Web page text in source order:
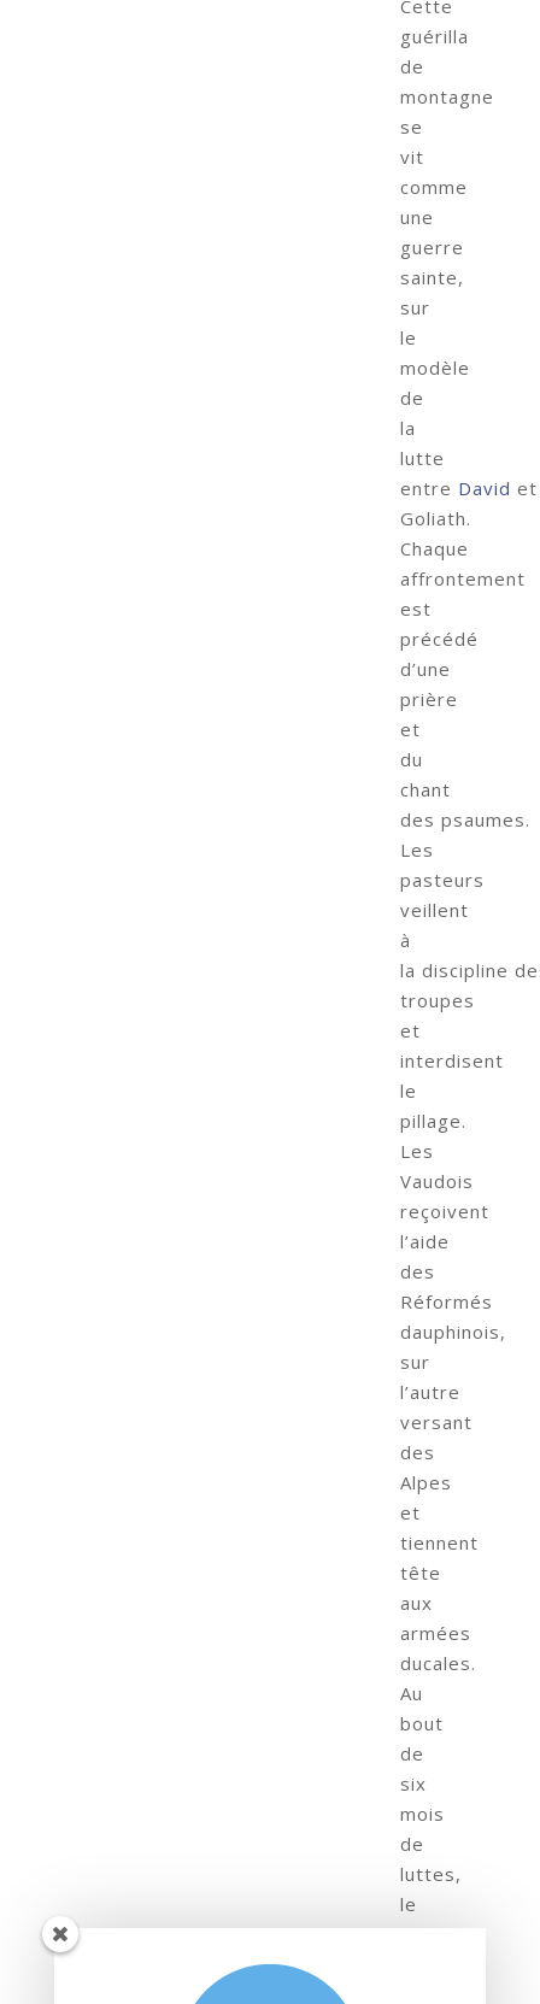
Cette
guérilla
de
montagne
se
vit
comme
une
guerre
sainte,
sur
le
modèle
de
la
lutte
entre David et
Goliath.
Chaque
affrontement
est
précédé
d’une
prière
et
du
chant
des psaumes.
Les
pasteurs
veillent
à
la discipline
troupes
et
interdisent
le
pillage.
Les
Vaudois
reçoivent
l’aide
des
Réformés
dauphinois,
sur
l’autre
versant
des
Alpes
et
tiennent
tête
aux
armées
ducales.
Au
bout
de
six
mois
de
luttes,
le
duc